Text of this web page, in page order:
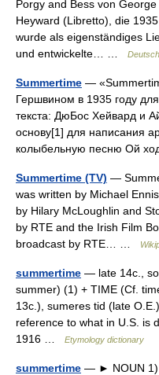
Porgy and Bess von
Heyward (Libretto), die
wurde als eigenständiges
und entwickelte… …
Summertime —
Гершвином в 1935 году
текста: ДюБос Хейвард и
основу[1] для написания
колыбельную песню Ой
Summertime (TV) —
was written by Michael
by Hilary McLoughlin and
by RTE and the Irish Film
broadcast by RTE… …
summertime — late 14c.,
summer) (1) + TIME (Cf.
13c.), sumeres tid (late
reference to what in U.S. is
1916 …
Etymology dictionary
summertime — ► NOUN 1)